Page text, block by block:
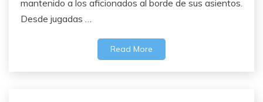
mantenido a los aficionados al borde de sus asientos.
Desde jugadas …
Read More